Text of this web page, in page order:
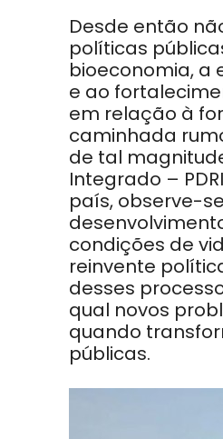
Desde então
políticas
bioeconomia, a
e ao
em relação à
caminhada
de tal
Integrado –
país, observe-
condições de
reinvente
desses
qual novos
quando
públicas.